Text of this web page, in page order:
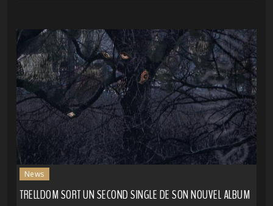
News
TRELLDOM SORT UN SECOND SINGLE DE SON NOUVEL ALBUM